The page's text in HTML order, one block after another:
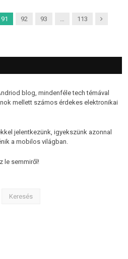
91 92 93 … 113 Next
blog, mindenféle tech témával
mellett számos érdekes elektronikai
jelentkezünk, igyekszünk azonnal
a mobilos világban.
le semmiről!